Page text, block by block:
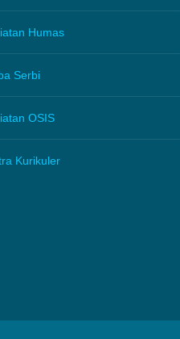
Humas
Serbi
OSIS
Kurikuler